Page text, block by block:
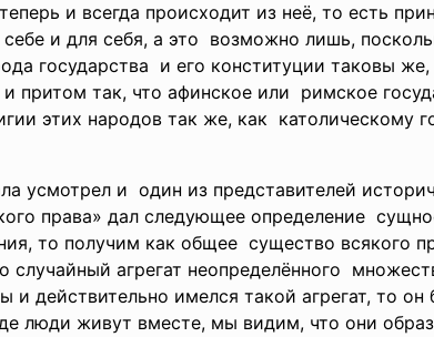
и всегда происходит из неё, то есть
и для себя, а это возможно лишь,
государства и его конституции таковы
притом так, что афинское или римское
этих народов так же, как католическому
усмотрел и один из представителей
права» дал следующее определение
то получим как общее существо всякого
агрегат неопределённого
действительно имелся такой агрегат, то
люди живут вместе, мы видим, что они